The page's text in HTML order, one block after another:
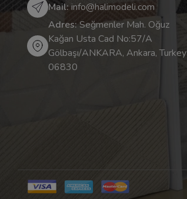
Mail:info@halimodeli.com
Adres:Seğmenler Mah. Oğuz
Kağan Usta Cad No:57/A
Gölbaşı/ANKARA, Ankara, Turkey
06830